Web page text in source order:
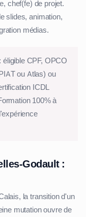
chef(fe) de projet.
slides, animation,
médias.
CPF, OPCO
ou Atlas) ou
ICDL
100% à
Godault :
la transition d'un
mutation ouvre de